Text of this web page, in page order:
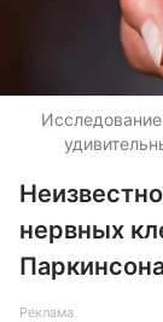
нервных
Реклама